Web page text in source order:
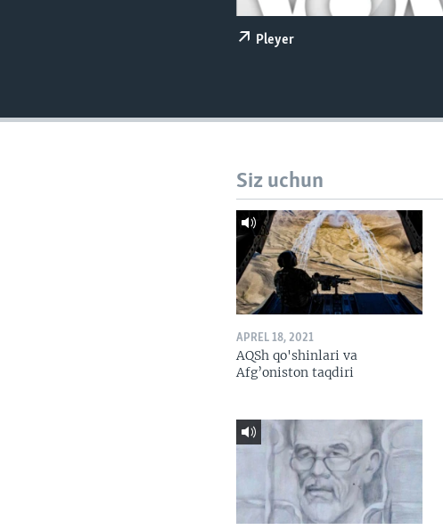
Pleyer
Siz uchun
APREL 18, 2021
AQSh qo'shinlari va
Afg’oniston taqdiri